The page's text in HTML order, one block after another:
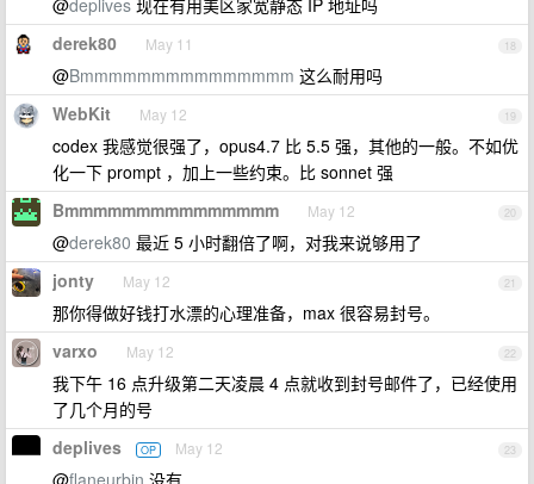
@deplives 现在有用美区家宽静态 IP 地址吗
18
derek80 May 11
@Bmmmmmmmmmmmmmmm 这么耐用吗
19
WebKit May 12
codex 我感觉很强了，opus4.7 比 5.5 强，其他的一般。不如优
化一下 prompt ，加上一些约束。比 sonnet 强
20
Bmmmmmmmmmmmmmmm May 12
@derek80 最近 5 小时翻倍了啊，对我来说够用了
21
jonty May 12
那你得做好钱打水漂的心理准备，max 很容易封号。
22
varxo May 12
我下午 16 点升级第二天凌晨 4 点就收到封号邮件了，已经使用
了几个月的号
23
deplives OP May 12